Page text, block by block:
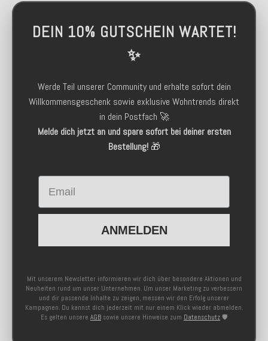
DEIN 10% GUTSCHEIN WARTET!
✨
Werde Teil unserer Community und erhalte sofort dein
Willkommensgeschenk sowie exklusive Wohntrends direkt
in dein Postfach 🚀
Melde dich jetzt an und spare sofort bei deiner ersten
Bestellung!🎁
Email
ANMELDEN
Mit unserem Newsletter informieren wir dich über besondere Aktionen und
Neuheiten rund um unser Unternehmen. Um unser Marketing zu verbessern
und dir passende Inhalte zu zeigen, messen wir den Erfolg unserer
Kampagnen. Du kannst dich jederzeit mit nur einem Klick wieder abmelden.
Es gelten unsere AGB sowie unsere Hinweise zum Datenschutz 🛡️